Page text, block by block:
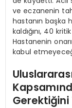
ve eczanenin
hastanın başka
kaldığını, 40
Hastanenin
kabul
Gerektiğini